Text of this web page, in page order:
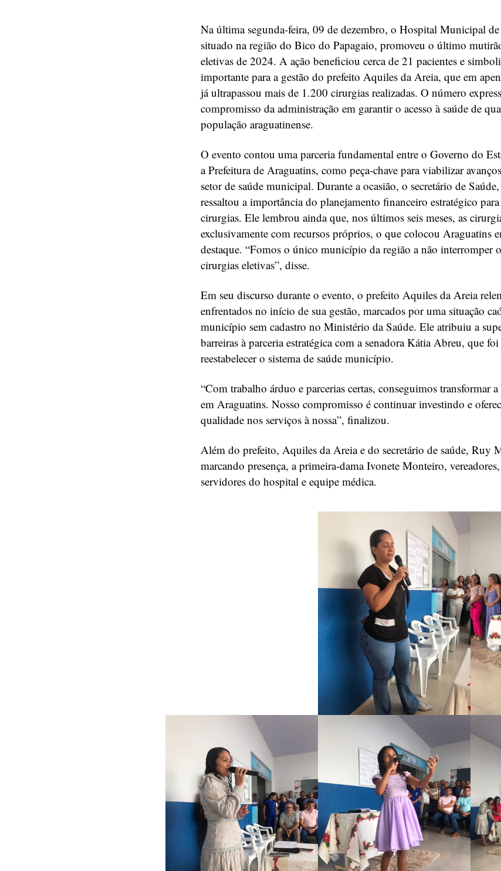
Na última segunda-feira, 09 de dezembro, o Hospital Municipal
situado na região do Bico do Papagaio, promoveu o último
eletivas de 2024. A ação beneficiou cerca de 21 pacientes e
importante para a gestão do prefeito Aquiles da Areia, que em
já ultrapassou mais de 1.200 cirurgias realizadas. O número
compromisso da administração em garantir o acesso à saúde de
população araguatinense.
O evento contou uma parceria fundamental entre o Governo do
a Prefeitura de Araguatins, como peça-chave para viabilizar
setor de saúde municipal. Durante a ocasião, o secretário de
ressaltou a importância do planejamento financeiro estratégico para
cirurgias. Ele lembrou ainda que, nos últimos seis meses, as
exclusivamente com recursos próprios, o que colocou Araguatins
destaque. “Fomos o único município da região a não interromper
cirurgias eletivas”, disse.
Em seu discurso durante o evento, o prefeito Aquiles da Areia
enfrentados no início de sua gestão, marcados por uma situação
município sem cadastro no Ministério da Saúde. Ele atribuiu a
barreiras à parceria estratégica com a senadora Kátia Abreu, que foi
reestabelecer o sistema de saúde município.
“Com trabalho árduo e parcerias certas, conseguimos transformar
em Araguatins. Nosso compromisso é continuar investindo e
qualidade nos serviços à nossa”, finalizou.
Além do prefeito, Aquiles da Areia e do secretário de saúde, Ruy
marcando presença, a primeira-dama Ivonete Monteiro,
servidores do hospital e equipe médica.